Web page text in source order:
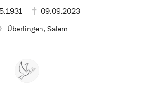
09.09.2023
Überlingen, Salem